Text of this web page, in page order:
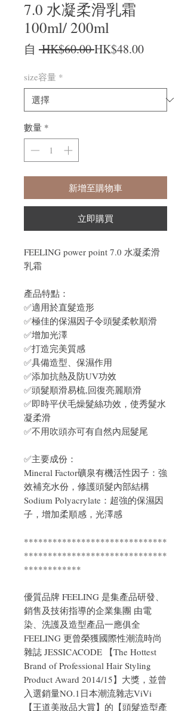
7.0 水凝柔滑乳霜
100ml/ 200ml
自 HK$60.00 一般價格
HK$48.00促銷價格
size容量 *
數量 *
新增至購物車
立即購買
FEELING power point 7.0 水凝柔滑
乳霜
產品特點：
✅適用於直髮造形
✅極佳的保濕因子令頭髮柔軟順滑
✅增加光澤
✅打造完美質感
✅具備造型、保濕作用
✅添加抗熱及防UV功效
✅頭髮順滑易梳,回復亮麗順滑
✅即時平伏毛燥髮絲功效，使秀髮水
凝柔滑
✅不用吹頭亦可有自然內屈髮尾
✅主要成份：
Mineral Factor礦泉有機活性因子：強
效補充水份，修護頭髮內部結構
Sodium Polyacrylate：超強的保濕因
子，增加柔順感，光澤感
******************************
******************************
************
優質品牌 FEELING 是集產品研發、
銷售及技術指導的企業集團 由電
染、洗護及造型產品一應俱全
FEELING 更曾榮獲國際性潮流時尚
雜誌 JESSICACODE 【The Hottest
Brand of Professional Hair Styling
Product Award 2014/15】大獎，並曾
入選銷量NO.1日本潮流雜志ViVi
【王道美妝品大賞】的【頭髮造型產